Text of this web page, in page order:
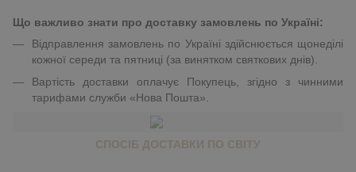
Що важливо знати про доставку замовлень по Україні:
Відправлення замовлень по Україні здійснюється щонеділі
кожної середи та пятниці (за винятком святкових днів).
Вартість доставки оплачує Покупець, згідно з чинними
тарифами служби «Нова Пошта».
СПОСІБ ДОСТАВКИ ПО СВІТУ